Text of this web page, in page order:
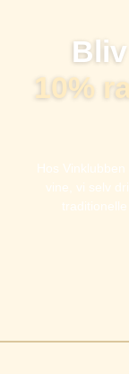
10%
Hos
vine, vi selv